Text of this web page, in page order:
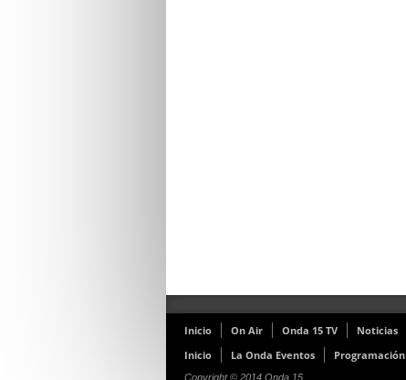
Inicio On Air Onda 15 TV Noticias
Inicio
La Onda Eventos Programación
Copyright © 2014 Onda 15.